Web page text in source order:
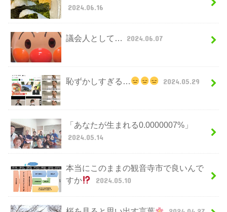
2024.06.16
議会人として… 2024.06.07
恥ずかしすぎる… 2024.05.29
「あなたが生まれる0.0000007%」
2024.05.14
本当にこのままの観音寺市で良いんで
すか
2024.05.10